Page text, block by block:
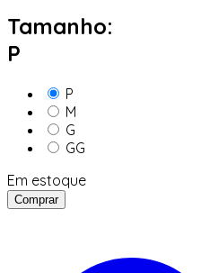
Tamanho:
P
P
M
G
GG
Em estoque
Comprar